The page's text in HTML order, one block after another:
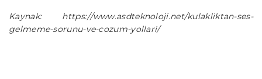
Kaynak: https://www.asdteknoloji.net/kulakliktan-ses-
gelmeme-sorunu-ve-cozum-yollari/